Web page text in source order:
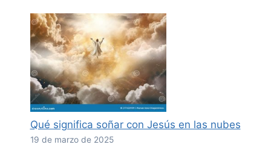
Qué significa soñar con Jesús en las nubes
19 de marzo de 2025